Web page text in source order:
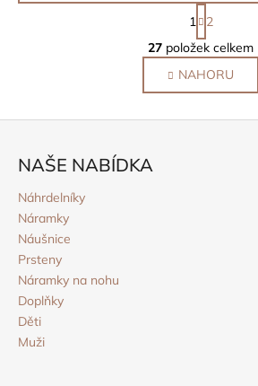
O
v
l
á
d
S
t
r
á
n
k
1
2
27 položek celkem
NAHORU
NAŠE NABÍDKA
Náhrdelníky
Náramky
Náušnice
Prsteny
Náramky na nohu
Doplňky
Děti
Muži